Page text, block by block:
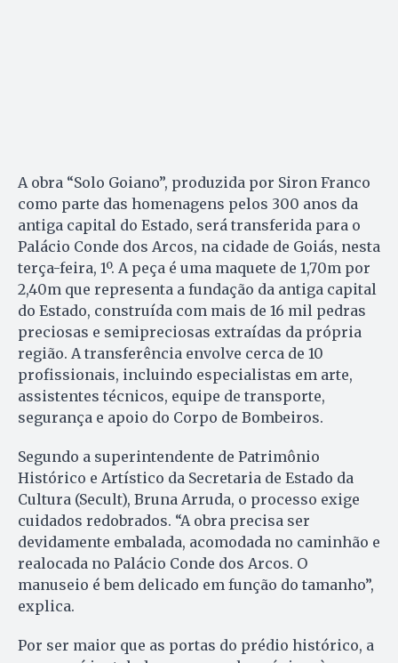
A obra “Solo Goiano”, produzida por Siron Franco
como parte das homenagens pelos 300 anos da
antiga capital do Estado, será transferida para o
Palácio Conde dos Arcos, na cidade de Goiás, nesta
terça-feira, 1º. A peça é uma maquete de 1,70m por
2,40m que representa a fundação da antiga capital
do Estado, construída com mais de 16 mil pedras
preciosas e semipreciosas extraídas da própria
região. A transferência envolve cerca de 10
profissionais, incluindo especialistas em arte,
assistentes técnicos, equipe de transporte,
segurança e apoio do Corpo de Bombeiros.
Segundo a superintendente de Patrimônio
Histórico e Artístico da Secretaria de Estado da
Cultura (Secult), Bruna Arruda, o processo exige
cuidados redobrados. “A obra precisa ser
devidamente embalada, acomodada no caminhão e
realocada no Palácio Conde dos Arcos. O
manuseio é bem delicado em função do tamanho”,
explica.
Por ser maior que as portas do prédio histórico, a